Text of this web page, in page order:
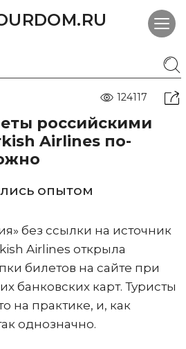
124117
российскими
Airlines по-
опытом
без ссылки на источник
Airlines открыла
билетов на сайте при
банковских карт. Туристы
на практике, и, как
однозначно.